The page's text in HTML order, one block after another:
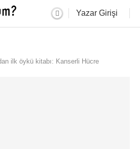
Yazar Girişi
ilk öykü kitabı: Kanserli Hücre